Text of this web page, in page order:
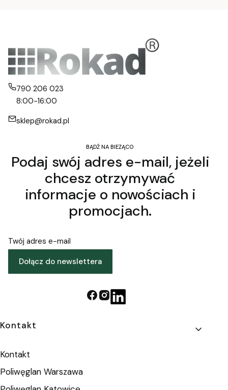
790 206 023
8:00-16:00
sklep@rokad.pl
BĄDŹ NA BIEŻĄCO
Podaj swój adres e-mail, jeżeli
chcesz otrzymywać
informacje o nowościach i
promocjach.
Twój adres e-mail
Dołącz do newslettera
Linki w stopce
Kontakt
Kontakt
Poliwęglan Warszawa